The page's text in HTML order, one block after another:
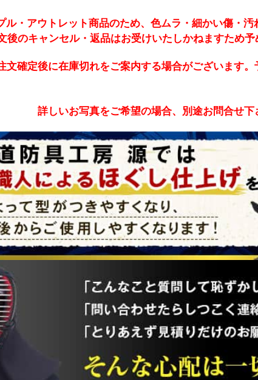
・アウトレット商品のため、色ムラ・細かい傷・汚
後のキャンセル・返品はお受けいたしかねますため予
文確定後に在庫切れをご案内する場合がございます。
詳しいお写真をご希望の場合、別途お問合せ下